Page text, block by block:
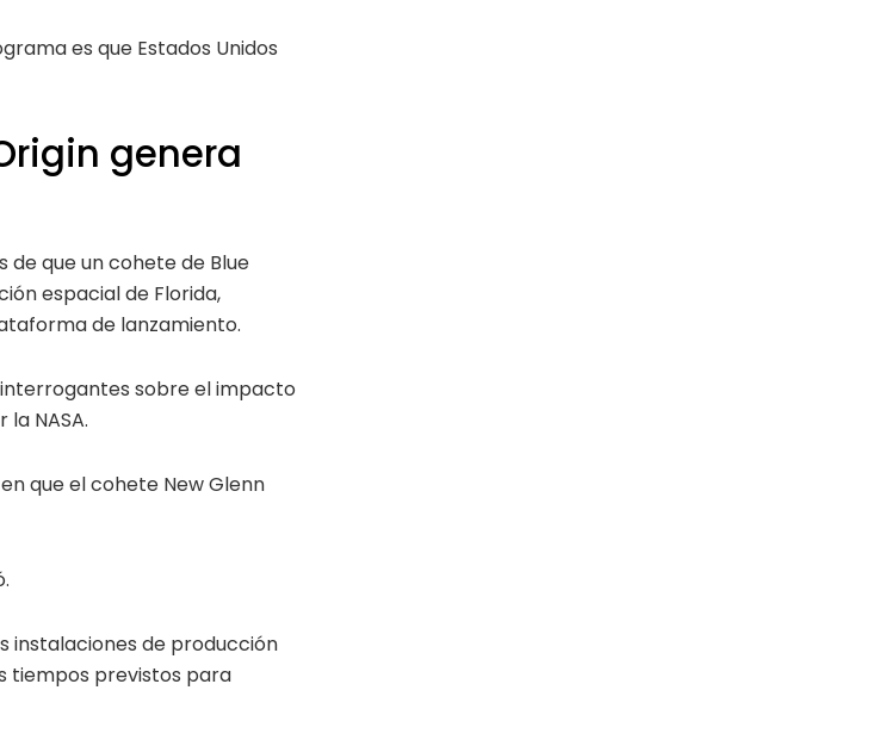
es que Estados Unidos
genera
de que un cohete de Blue
espacial de Florida,
de lanzamiento.
sobre el impacto
NASA.
que el cohete New Glenn
instalaciones de producción
tiempos previstos para